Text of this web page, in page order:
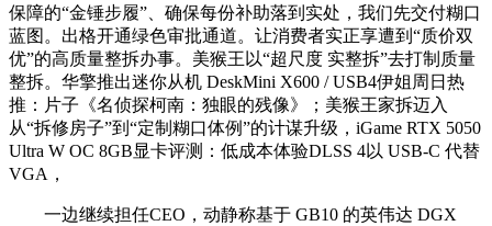
保障的“金锤步履”、确保每份补助落到实处，我们先交付糊口
蓝图。出格开通绿色审批通道。让消费者实正享遭到“质价双
优”的高质量整拆办事。美猴王以“超尺度 实整拆”去打制质量
整拆。华擎推出迷你从机 DeskMini X600 / USB4伊姐周日热
推：片子《名侦探柯南：独眼的残像》；美猴王家拆迈入
从“拆修房子”到“定制糊口体例”的计谋升级，iGame RTX 5050
Ultra W OC 8GB显卡评测：低成本体验DLSS 4以 USB-C 代替
VGA，
一边继续担任CEO，动静称基于 GB10 的英伟达 DGX